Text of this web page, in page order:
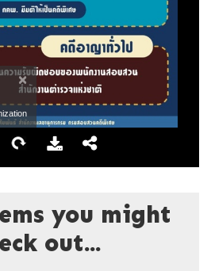
×
you might
out...